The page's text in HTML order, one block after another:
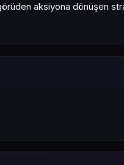
aksiyona dönüşen